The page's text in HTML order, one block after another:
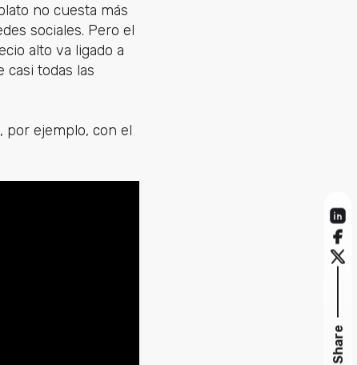
no cuesta más
sociales. Pero el
alto va ligado a
casi todas las
por ejemplo, con el
Share